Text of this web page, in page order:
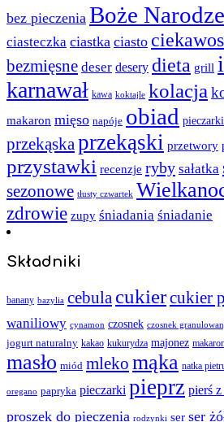
bez pieczenia Boże
ciasteczka ciastka ciasto
bezmięsne deser desery dieta grill
karnawał kawa koktajle kolacja
makaron mięso napóje obiad pieczarki
przekąska przekąski przetwory
przystawki recenzje ryby sałatka
sezonowe tłusty czwartek
zdrowie zupy śniadania śniadanie
Składniki
banany bazylia cebula cukiercukier
waniliowy cynamon czosnek czosnek
jogurt naturalny kakao kukurydza majonez
masło miód mleko mąka natka
oregano papryka pieczarki pieprz pierś
proszek do pieczenia rodzynki ser ser